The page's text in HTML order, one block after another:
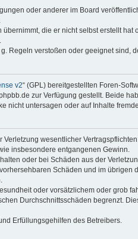
oder anderer im Board
die er nicht selbst erstellt
Regeln verstoßen oder geeignet sind,
v2“ (GPL) bereitgestellten Foren-
zur Verfügung gestellt. Beide
nicht untersagen oder auf Inhalte
wesentlicher
insbesondere entgangenen Gewinn.
oder bei Schäden aus der
Schäden und im
oder vorsätzlichem oder grob
Durchschnittsschäden begrenzt.
Erfüllungsgehilfen des Betreibers.